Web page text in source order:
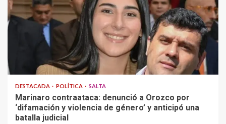
DESTACADA POLÍTICA SALTA
Marinaro contraataca: denunció a Orozco por
‘difamación y violencia de género’ y anticipó una
batalla judicial